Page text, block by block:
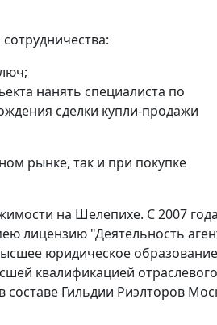
нанять специалиста по
сделки купли-продажи
рынке, так и при покупке
на Шелепихе. С 2007 года
лицензию "Деятельность
юридическое
квалификацией отраслевого
составе Гильдии Риэлторов